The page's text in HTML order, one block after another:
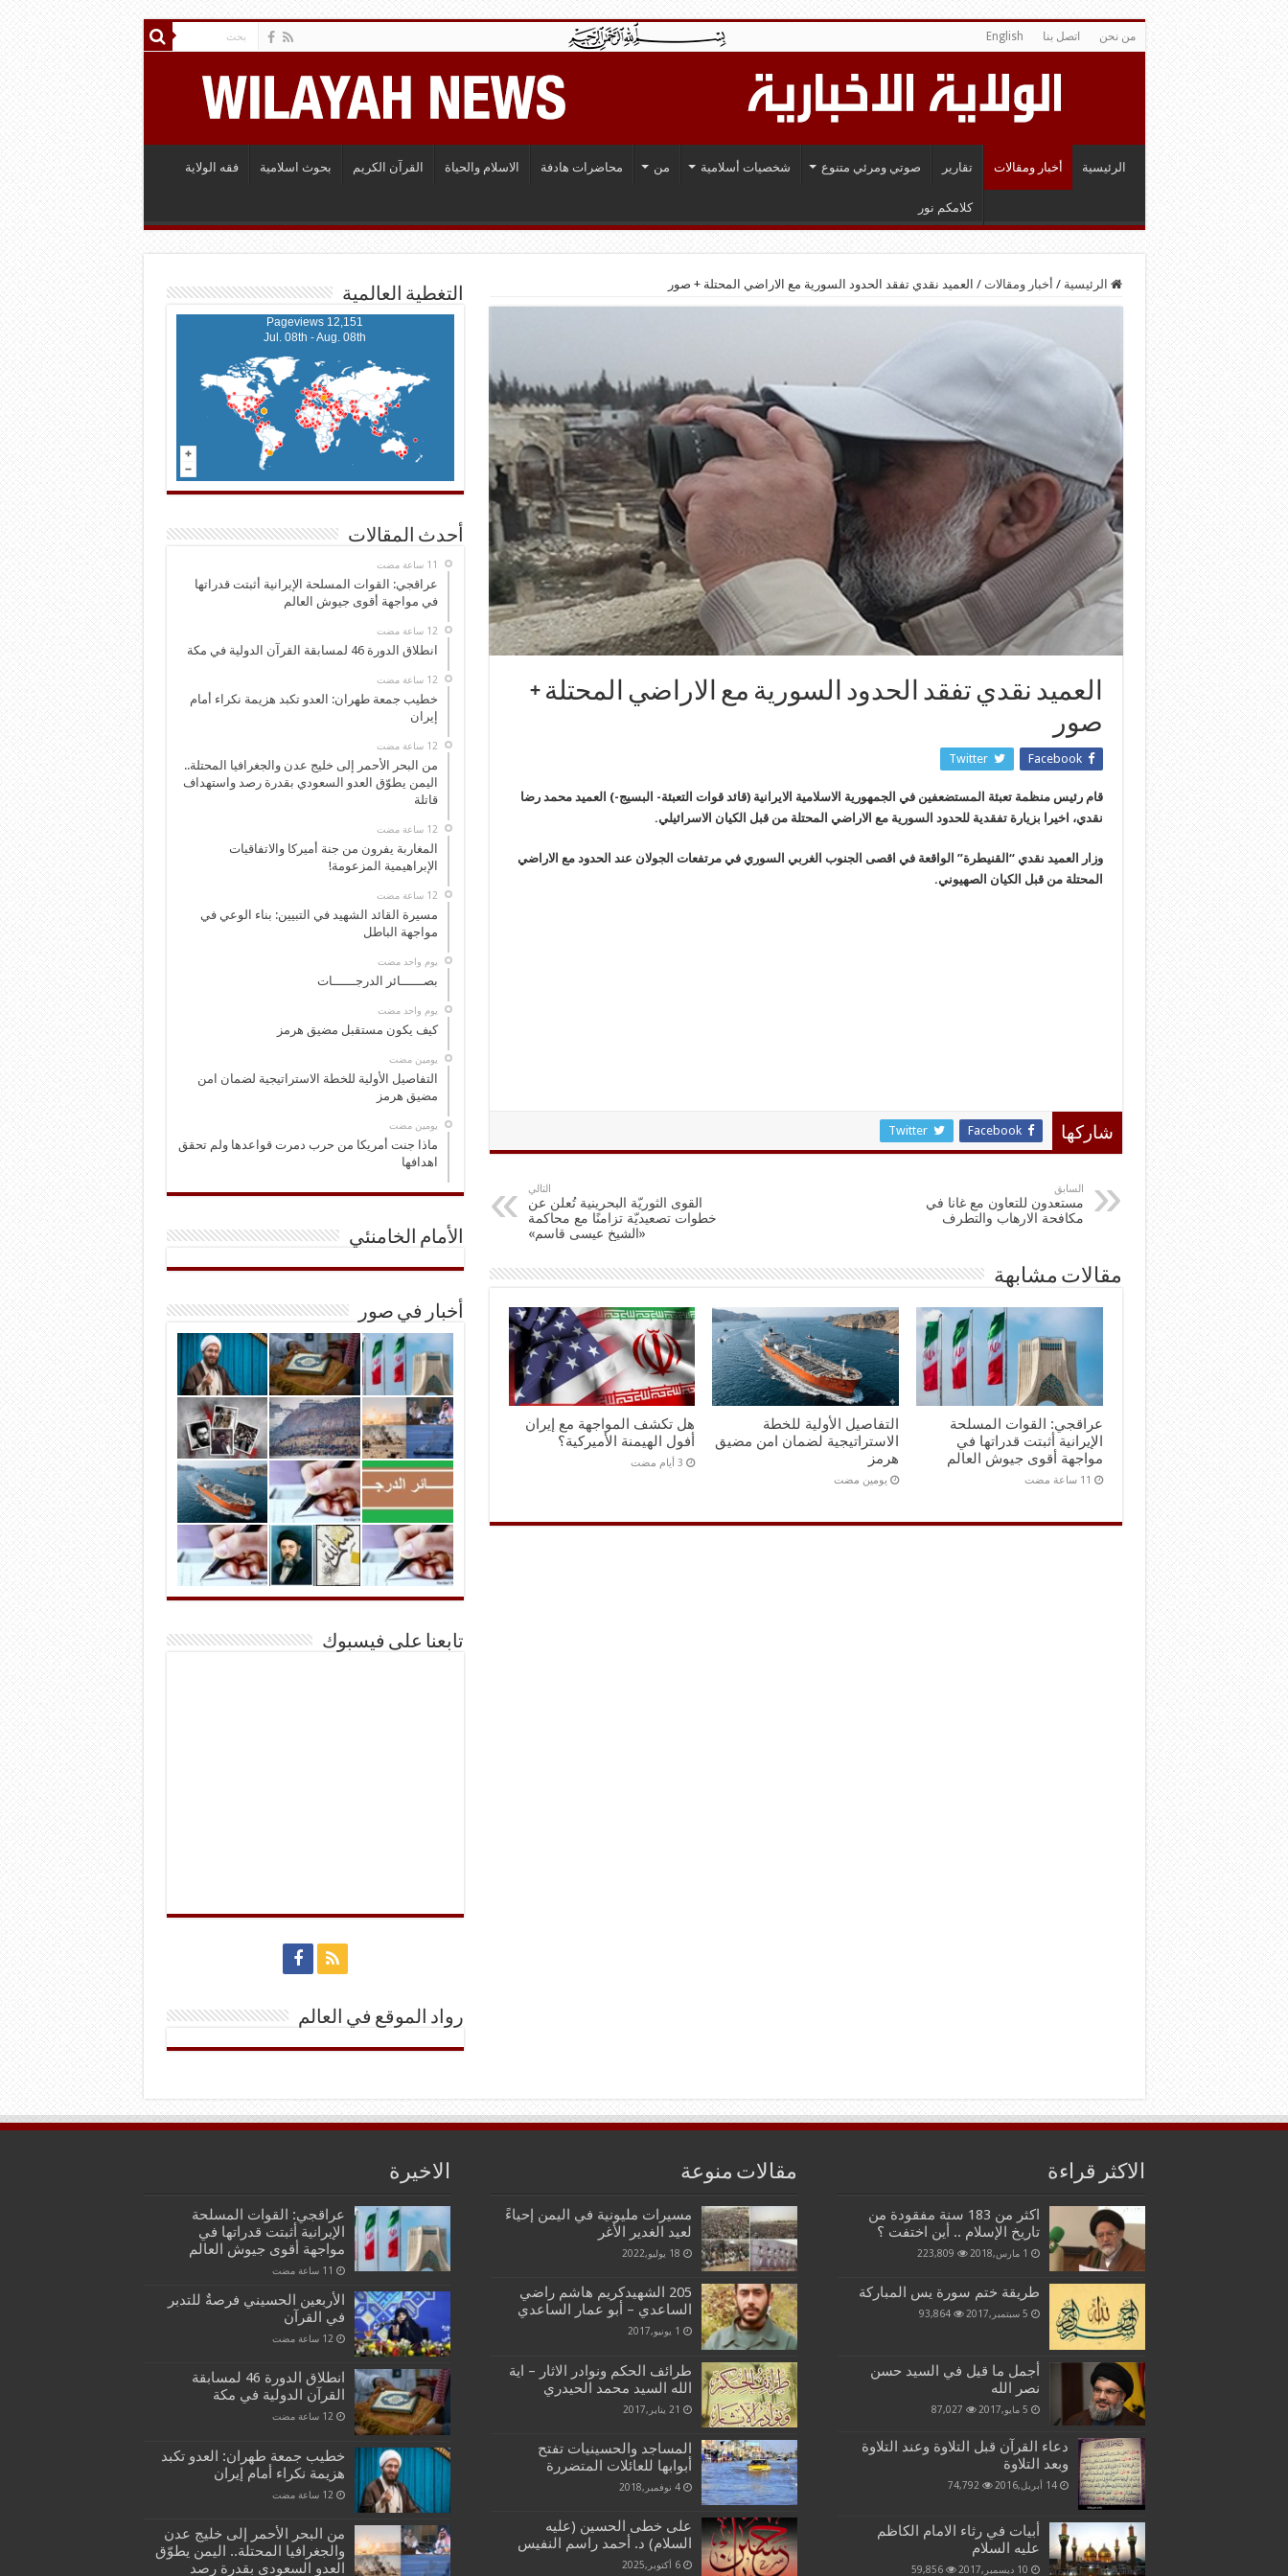
من نحن اتصل بنا English
الرئيسية أخبار ومقالات تقارير صوتي ومرئي متنوع شخصيات أسلامية من محاضرات هادفة الاسلام والحياة القرآن الكريم بحوث اسلامية فقه الولاية
كلامكم نور
الرئيسية / أخبار ومقالات / العميد نقدي تفقد الحدود السورية مع الاراضي المحتلة + صور
العميد نقدي تفقد الحدود السورية مع الاراضي المحتلة +
صور
Facebook
Twitter
قام رئيس منظمة تعبئة المستضعفين في الجمهورية الاسلامية الايرانية (قائد قوات التعبئة- البسيج-) العميد محمد رضا
نقدي، اخيرا بزيارة تفقدية للحدود السورية مع الاراضي المحتلة من قبل الكيان الاسرائيلي.
وزار العميد نقدي “القنيطرة” الواقعة في اقصى الجنوب الغربي السوري في مرتفعات الجولان عند الحدود مع الاراضي
المحتلة من قبل الكيان الصهيوني.
شاركها Facebook
Twitter
السابق
مستعدون للتعاون مع غانا في
مكافحة الارهاب والتطرف
التالي
القوى الثوريّة البحرينية تُعلن عن
خطوات تصعيديّة تزامنًا مع محاكمة
«الشيخ عيسى قاسم»
مقالات مشابهة
عراقجي: القوات المسلحة
الإيرانية أثبتت قدراتها في
مواجهة أقوى جيوش العالم
التفاصيل الأولية للخطة
الاستراتيجية لضمان امن مضيق
هرمز
‏يومين مضت
هل تكشف المواجهة مع إيران
أفول الهيمنة الأميركية؟
التغطية العالمية
12,151 Pageviews
Jul. 08th - Aug. 08th
أحدث المقالات
عراقجي: القوات المسلحة الإيرانية أثبتت قدراتها
في مواجهة أقوى جيوش العالم
انطلاق الدورة 46 لمسابقة القرآن الدولية في مكة
خطيب جمعة طهران: العدو تكبد هزيمة نكراء أمام
إيران
من البحر الأحمر إلى خليج عدن والجغرافيا المحتلة..
اليمن يطوّق العدو السعودي بقدرة رصد واستهداف
قاتلة
المغاربة يفرون من جنة أميركا والاتفاقيات
الإبراهيمية المزعومة!
مسيرة القائد الشهيد في التبيين: بناء الوعي في
مواجهة الباطل
‏يوم واحد مضت
بصــــــائر الدرجــــــات
‏يوم واحد مضت
كيف يكون مستقبل مضيق هرمز
‏يومين مضت
التفاصيل الأولية للخطة الاستراتيجية لضمان امن
مضيق هرمز
‏يومين مضت
ماذا جنت أمريكا من حرب دمرت قواعدها ولم تحقق
اهدافها
الأمام الخامنئي
أخبار في صور
تابعنا على فيسبوك
رواد الموقع في العالم
الاكثر قراءة
اكثر من 183 سنة مفقودة من
تاريخ الإسلام .. أين اختفت ؟
1 مارس,2018 223,809
طريقة ختم سورة يس المباركة
5 سبتمبر,2017 93,864
أجمل ما قيل في السيد حسن
نصر الله
5 مايو,2017 87,027
دعاء القرآن قبل التلاوة وعند التلاوة
وبعد التلاوة
14 أبريل,2016 74,792
أبيات في رثاء الامام الكاظم
عليه السلام
10 ديسمبر,2017 59,856
مقالات منوعة
مسيرات مليونية في اليمن إحياءً
لعيد الغدير الأغر
18 يوليو,2022
205 الشهيدكريم هاشم راضي
الساعدي – أبو عمار الساعدي
1 يونيو,2017
طرائف الحكم ونوادر الاثار – اية
الله السيد محمد الحيدري
21 يناير,2017
المساجد والحسينيات تفتح
أبوابها للعائلات المتضررة
4 نوفمبر,2018
على خطى الحسين (عليه
السلام) د. أحمد راسم النفيس
6 أكتوبر,2025
الاخيرة
عراقجي: القوات المسلحة
الإيرانية أثبتت قدراتها في
مواجهة أقوى جيوش العالم
الأربعين الحسيني فرصةٌ للتدبر
في القرآن
انطلاق الدورة 46 لمسابقة
القرآن الدولية في مكة
خطيب جمعة طهران: العدو تكبد
هزيمة نكراء أمام إيران
من البحر الأحمر إلى خليج عدن
والجغرافيا المحتلة.. اليمن يطوّق
العدو السعودي بقدرة رصد